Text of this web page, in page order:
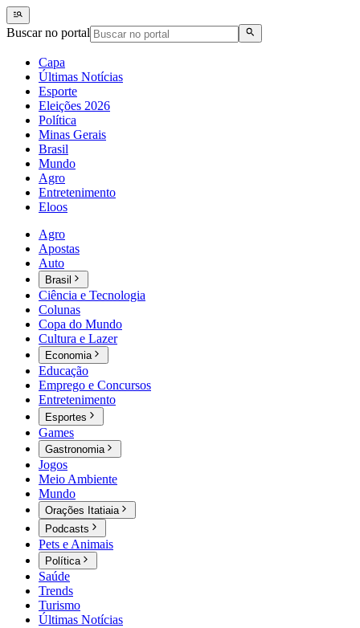
Buscar no portal
Capa
Últimas Notícias
Esporte
Eleições 2026
Política
Minas Gerais
Brasil
Mundo
Agro
Entretenimento
Eloos
Agro
Apostas
Auto
Brasil
Ciência e Tecnologia
Colunas
Copa do Mundo
Cultura e Lazer
Economia
Educação
Emprego e Concursos
Entretenimento
Esportes
Games
Gastronomia
Jogos
Meio Ambiente
Mundo
Orações Itatiaia
Podcasts
Pets e Animais
Política
Saúde
Trends
Turismo
Últimas Notícias